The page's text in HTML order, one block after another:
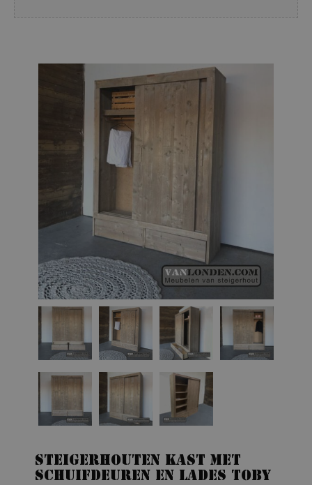
Steigerhouten kast met
schuifdeuren en lades Toby